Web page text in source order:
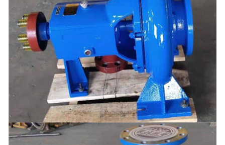
在线留言
联系我们